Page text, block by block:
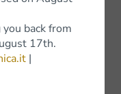
back from
17th.
|